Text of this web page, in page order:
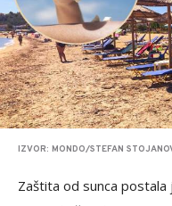
IZVOR: MONDO/STEFAN
Zaštita od sunca